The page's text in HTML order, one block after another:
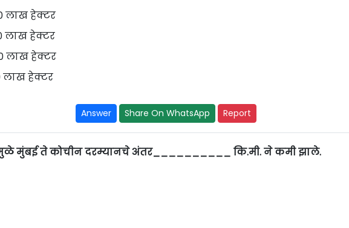
लाख हेक्टर
लाख हेक्टर
लाख हेक्टर
लाख हेक्टर
Answer Share On WhatsApp Report
मुंबई ते कोचीन दरम्यानचे अंतर__________ कि.मी. ने कमी झाले.